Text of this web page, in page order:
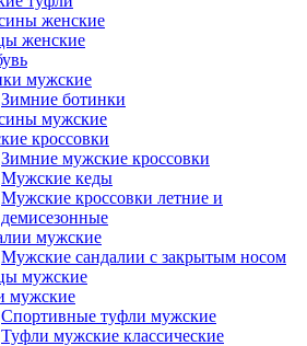
женские
женские
мужские
Зимние ботинки
мужские
кроссовки
Зимние мужские кроссовки
Мужские кеды
Мужские кроссовки летние и
демисезонные
мужские
Мужские сандалии с закрытым носом
мужские
мужские
Спортивные туфли мужские
Туфли мужские классические